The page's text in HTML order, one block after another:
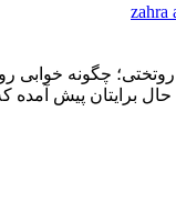
zahra
چگونه خوابی
حال برایتان پیش آمده